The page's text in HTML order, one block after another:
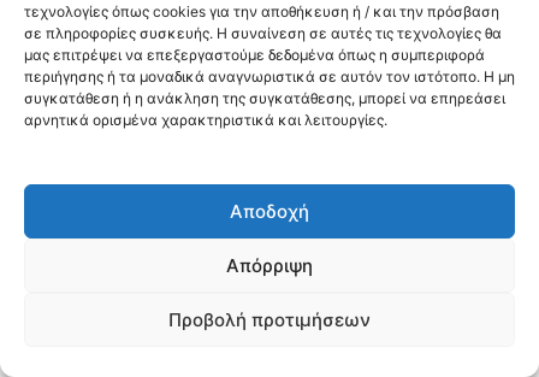
τεχνολογίες όπως cookies για την αποθήκευση ή / και την πρόσβαση
σε πληροφορίες συσκευής. Η συναίνεση σε αυτές τις τεχνολογίες θα
μας επιτρέψει να επεξεργαστούμε δεδομένα όπως η συμπεριφορά
περιήγησης ή τα μοναδικά αναγνωριστικά σε αυτόν τον ιστότοπο. Η μη
συγκατάθεση ή η ανάκληση της συγκατάθεσης, μπορεί να επηρεάσει
αρνητικά ορισμένα χαρακτηριστικά και λειτουργίες.
Αποδοχή
Απόρριψη
Προβολή προτιμήσεων